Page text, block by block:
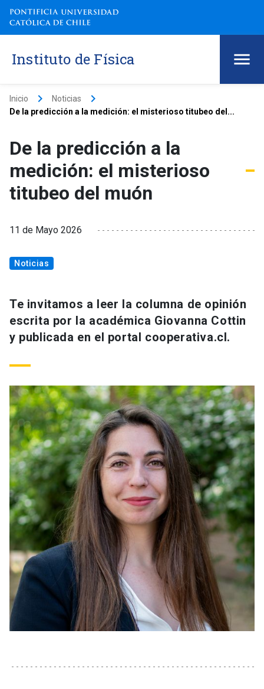
Instituto de Física
Inicio keyboard_arrow_right Noticias keyboard_arrow_right
De la predicción a la medición: el misterioso titubeo del...
De la predicción a la
medición: el misterioso
titubeo del muón
11 de Mayo 2026
Noticias
Te invitamos a leer la columna de opinión
escrita por la académica Giovanna Cottin
y publicada en el portal cooperativa.cl.